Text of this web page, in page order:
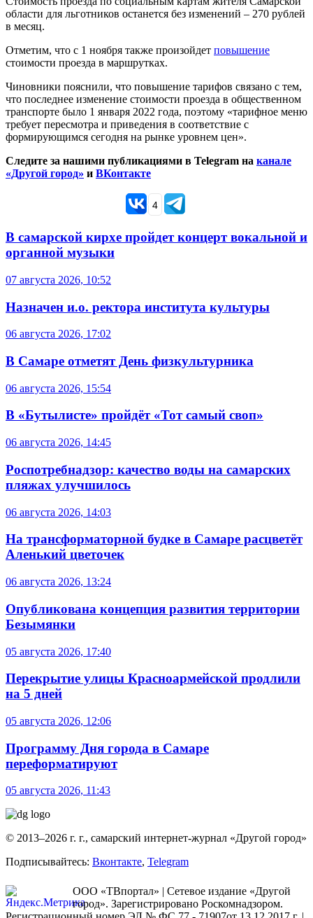
области для льготников останется без изменений – 270 рублей
в месяц.
Отметим, что с 1 ноября также произойдет повышение
стоимости проезда в маршрутках.
Чиновники пояснили, что повышение тарифов связано с тем,
что последнее изменение стоимости проезда в общественном
транспорте было 1 января 2022 года, поэтому «тарифное меню
требует пересмотра и приведения в соответствие с
формирующимся сегодня на рынке уровнем цен».
Следите за нашими публикациями в Telegram на канале
«Другой город» и ВКонтакте
4
В самарской кирхе пройдет концерт вокальной и
органной музыки
07 августа 2026, 10:52
Назначен и.о. ректора института культуры
06 августа 2026, 17:02
В Самаре отметят День физкультурника
06 августа 2026, 15:54
В «Бутылисте» пройдёт «Тот самый своп»
06 августа 2026, 14:45
Роспотребнадзор: качество воды на самарских
пляжах улучшилось
06 августа 2026, 14:03
На трансформаторной будке в Самаре расцветёт
Аленький цветочек
06 августа 2026, 13:24
Опубликована концепция развития территории
Безымянки
05 августа 2026, 17:40
Перекрытие улицы Красноармейской продлили
на 5 дней
05 августа 2026, 12:06
Программу Дня города в Самаре
переформатируют
05 августа 2026, 11:43
© 2013–2026 г. г., самарский интернет-журнал «Другой город»
Подписывайтесь: Вконтакте, Telegram
ООО «ТВпортал» | Сетевое издание «Другой
город». Зарегистрировано Роскомнадзором.